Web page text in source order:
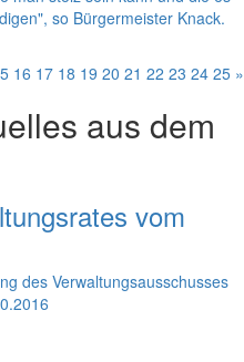
so Bürgermeister Knack.
16 17 18 19 20 21 22 23 24 25 »
aus dem
vom
des Verwaltungsausschusses